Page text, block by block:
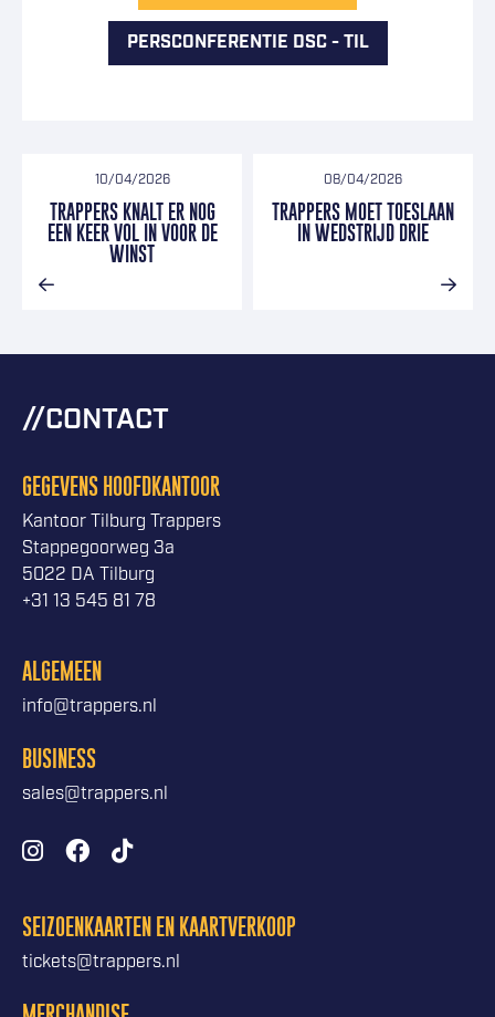
PERSCONFERENTIE DSC - TIL
10/04/2026
TRAPPERS KNALT ER NOG
EEN KEER VOL IN VOOR DE
WINST
08/04/2026
TRAPPERS MOET TOESLAAN
IN WEDSTRIJD DRIE
CONTACT
GEGEVENS HOOFDKANTOOR
Kantoor Tilburg Trappers
Stappegoorweg 3a
5022 DA Tilburg
+31 13 545 81 78
ALGEMEEN
info@trappers.nl
BUSINESS
sales@trappers.nl
SEIZOENKAARTEN EN KAARTVERKOOP
tickets@trappers.nl